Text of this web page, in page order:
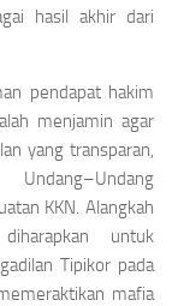
hasil akhir dari
pendapat hakim
menjamin agar
yang transparan,
KKN. Alangkah
untuk
Tipikor pada
mafia